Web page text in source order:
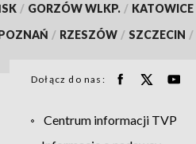
/ GORZÓW WLKP. / KATOWICE
/ RZESZÓW / SZCZECIN /
Dołącz do nas:
Centrum informacji TVP